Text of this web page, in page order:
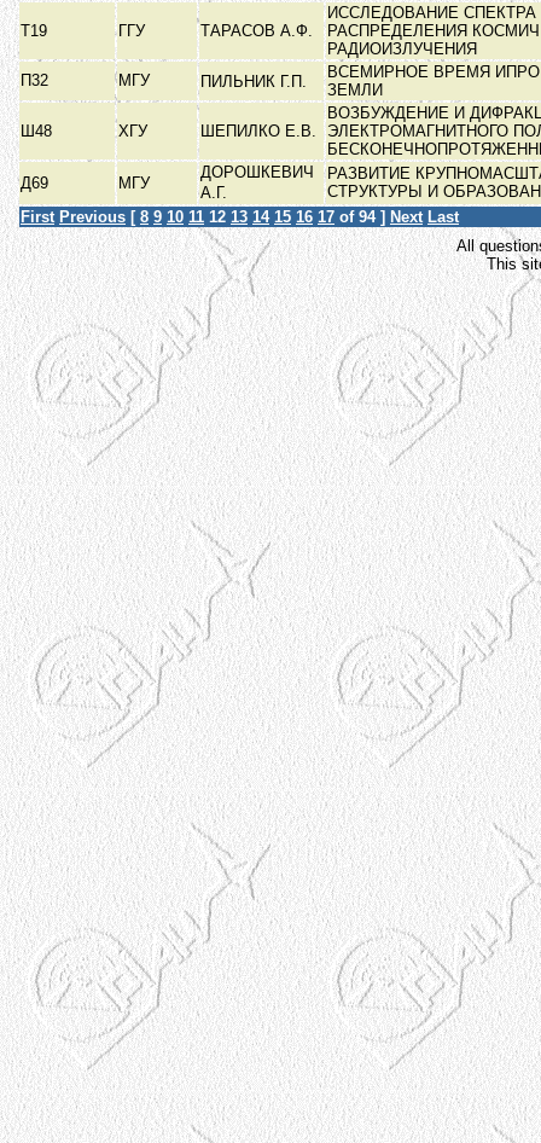
Т19 ГГУ ТАРАСОВ А.Ф.
ИССЛЕДОВАНИЕ СПЕКТРА
РАСПРЕДЕЛЕНИЯ
РАДИОИЗЛУЧЕНИЯ
П32
МГУ ПИЛЬНИК Г.П.
ВСЕМИРНОЕ ВРЕМЯ
ЗЕМЛИ
Ш48 ХГУ ШЕПИЛКО Е.В.
ВОЗБУЖДЕНИЕ И
ЭЛЕКТРОМАГНИТНОГО
Д69
МГУ
ДОРОШКЕВИЧ
А.Г.
РАЗВИТИЕ
СТРУКТУРЫ И
First Previous [ 8 9 10 11 12 13 14 15 16 17 of 94 ] Next Last
All
This